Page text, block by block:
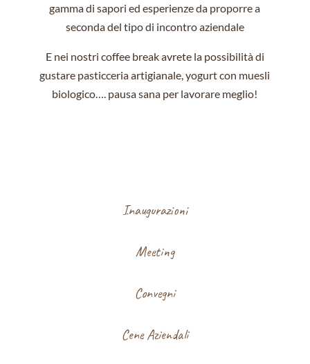
gamma di sapori ed esperienze da proporre a
seconda del tipo di incontro aziendale
E nei nostri coffee break avrete la possibilità di
gustare pasticceria artigianale, yogurt con muesli
biologico…. pausa sana per lavorare meglio!
Inaugurazioni
Meeting
Convegni
Cene Aziendali